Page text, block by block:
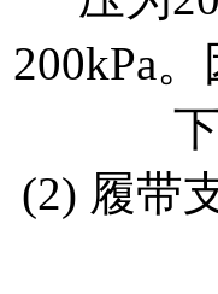
200kPa
(2) 履带